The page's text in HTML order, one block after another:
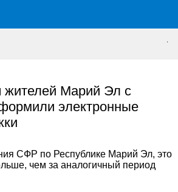
жителей Марий Эл с
электронные
СФР по Республике Марий Эл, это
чем за аналогичный период